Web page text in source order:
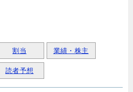
割当 業績・株主
読者予想